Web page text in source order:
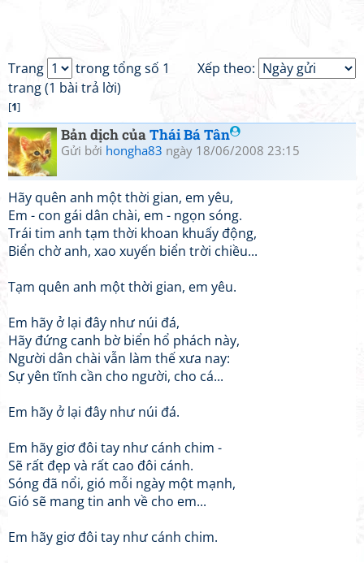
Xếp theo:
Trang
trong tổng số 1
trang (1 bài trả lời)
[1]
Bản dịch củaThái Bá Tân
Gửi bởi hongha83 ngày 18/06/2008 23:15
Hãy quên anh một thời gian, em yêu,
Em - con gái dân chài, em - ngọn sóng.
Trái tim anh tạm thời khoan khuấy động,
Biển chờ anh, xao xuyến biển trời chiều...
Tạm quên anh một thời gian, em yêu.
Em hãy ở lại đây như núi đá,
Hãy đứng canh bờ biển hổ phách này,
Người dân chài vẫn làm thế xưa nay:
Sự yên tĩnh cần cho người, cho cá...
Em hãy ở lại đây như núi đá.
Em hãy giơ đôi tay như cánh chim -
Sẽ rất đẹp và rất cao đôi cánh.
Sóng đã nổi, gió mỗi ngày một mạnh,
Gió sẽ mang tin anh về cho em...
Em hãy giơ đôi tay như cánh chim.